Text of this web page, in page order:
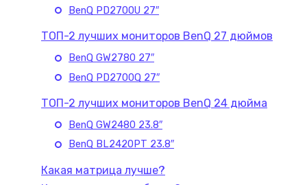
BenQ PD2700U 27″
ТОП-2 лучших мониторов BenQ 27 дюймов
BenQ GW2780 27″
BenQ PD2700Q 27″
ТОП-2 лучших мониторов BenQ 24 дюйма
BenQ GW2480 23.8″
BenQ BL2420PT 23.8″
Какая матрица лучше?